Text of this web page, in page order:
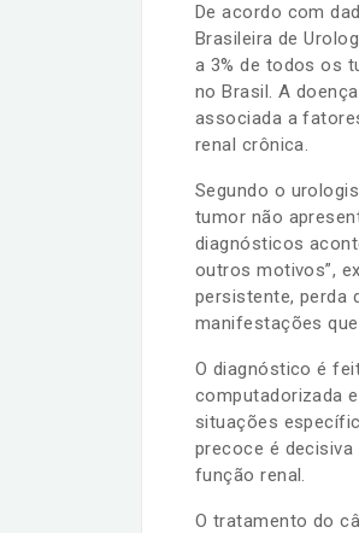
De acordo com
Brasileira de
a 3% de todos os
no Brasil. A
associada a
renal crônica.
Segundo o
tumor não
diagnósticos
outros motivos”,
persistente, perda
manifestações
O diagnóstico é
computadorizada
situações
precoce é
função renal.
O tratamento do